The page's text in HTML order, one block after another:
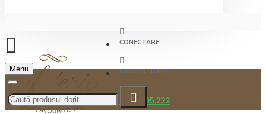
CONECTARE
INREGISTRARE
0722.505.222
Menu